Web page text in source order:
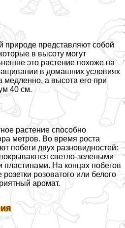
природе представляют собой
в высоту могут
это растение похоже на
в домашних условиях
медленно, а высота его при
40 см.
растение способно
метров. Во время роста
побеги двух разновидностей:
светло-зелеными
На концах побегов
розоватого или белого
аромат.